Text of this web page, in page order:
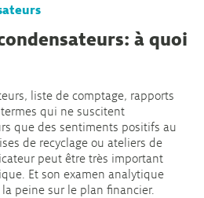
à quoi
liste de comptage, rapports
qui ne suscitent
que des sentiments positifs au
de recyclage ou ateliers de
peut être très important
Et son examen analytique
peine sur le plan financier.